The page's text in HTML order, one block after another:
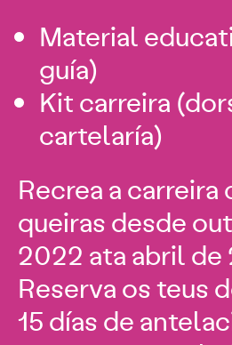
Material
guía)
Kit carreira
cartelaría)
Recrea a carreira
queiras desde
2022 ata abril de
Reserva os teus
15 días de